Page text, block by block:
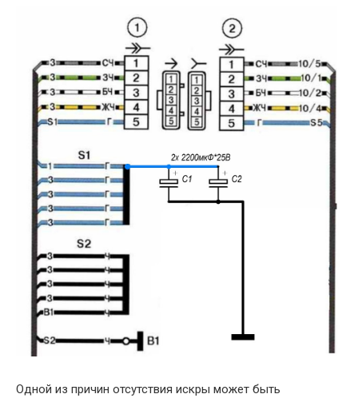
Одной из причин отсутствия искры может быть